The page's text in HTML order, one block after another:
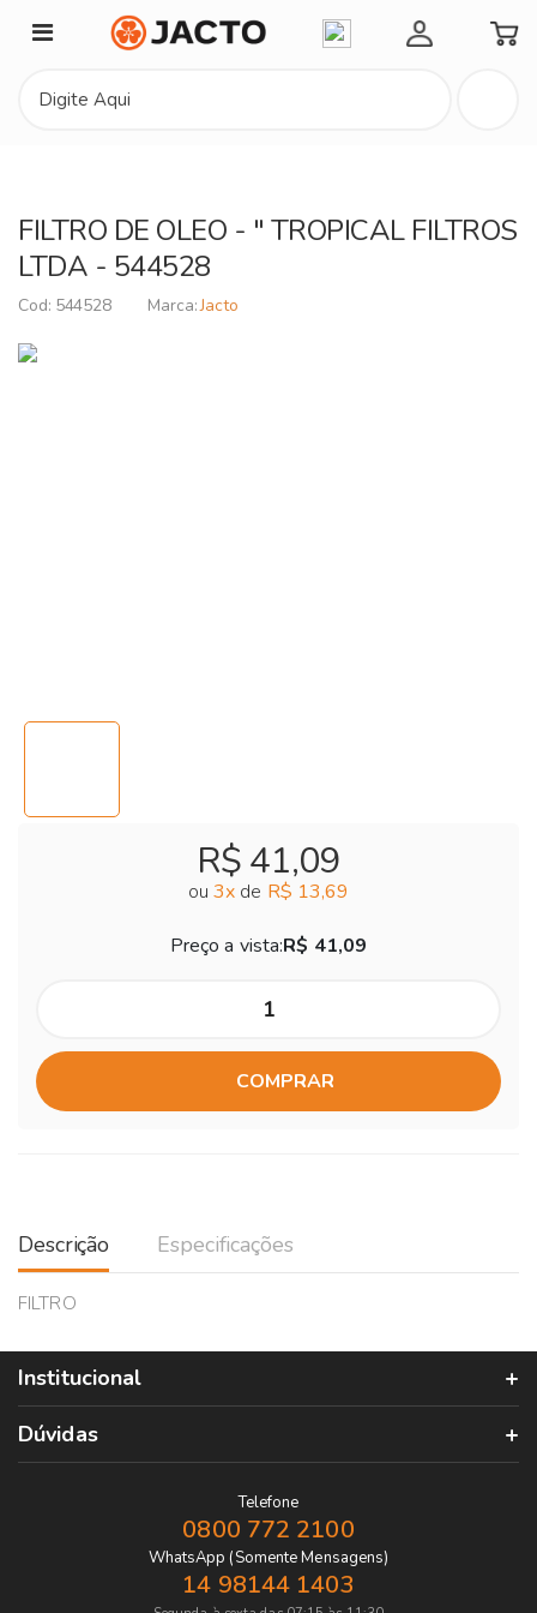
Minha Conta
FILTRO DE OLEO - " TROPICAL FILTROS
LTDA - 544528
544528 Jacto
R$ 41,09
ou 3x de R$ 13,69
Preço a vista:R$ 41,09
COMPRAR
Descrição Especificações
FILTRO
Institucional
Dúvidas
Telefone
0800 772 2100
WhatsApp (Somente Mensagens)
14 98144 1403